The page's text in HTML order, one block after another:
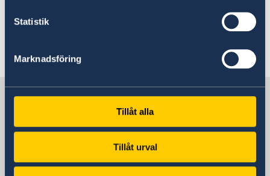
Statistik
Marknadsföring
Tillåt alla
Tillåt urval
Sweden in Bosnia and
Sveriges ambassad